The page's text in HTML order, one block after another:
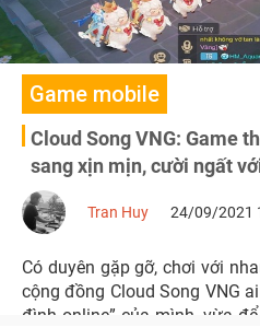
Game mobile
Cloud Song VNG: Game
sang xịn mịn, cười ngất
1-0-2
Tran Huy 24/09/2021
Có duyên gặp gỡ, chơi với
cộng đồng Cloud Song VNG
đình online” của mình, vừa